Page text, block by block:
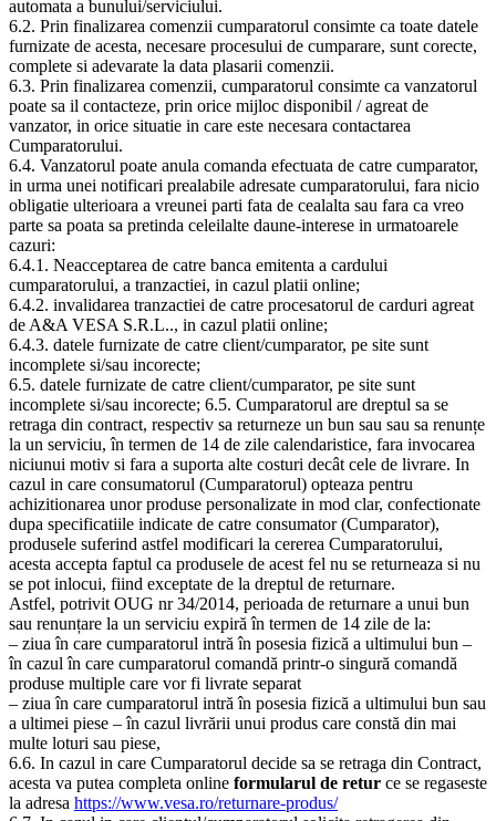
automata a bunului/serviciului.
6.2. Prin finalizarea comenzii cumparatorul consimte ca toate datele
furnizate de acesta, necesare procesului de cumparare, sunt corecte,
complete si adevarate la data plasarii comenzii.
6.3. Prin finalizarea comenzii, cumparatorul consimte ca vanzatorul
poate sa il contacteze, prin orice mijloc disponibil / agreat de
vanzator, in orice situatie in care este necesara contactarea
Cumparatorului.
6.4. Vanzatorul poate anula comanda efectuata de catre cumparator,
in urma unei notificari prealabile adresate cumparatorului, fara nicio
obligatie ulterioara a vreunei parti fata de cealalta sau fara ca vreo
parte sa poata sa pretinda celeilalte daune-interese in urmatoarele
cazuri:
6.4.1. Neacceptarea de catre banca emitenta a cardului
cumparatorului, a tranzactiei, in cazul platii online;
6.4.2. invalidarea tranzactiei de catre procesatorul de carduri agreat
de A&A VESA S.R.L.., in cazul platii online;
6.4.3. datele furnizate de catre client/cumparator, pe site sunt
incomplete si/sau incorecte;
6.5. datele furnizate de catre client/cumparator, pe site sunt
incomplete si/sau incorecte; 6.5. Cumparatorul are dreptul sa se
retraga din contract, respectiv sa returneze un bun sau sau sa renunțe
la un serviciu, în termen de 14 de zile calendaristice, fara invocarea
niciunui motiv si fara a suporta alte costuri decât cele de livrare. In
cazul in care consumatorul (Cumparatorul) opteaza pentru
achizitionarea unor produse personalizate in mod clar, confectionate
dupa specificatiile indicate de catre consumator (Cumparator),
produsele suferind astfel modificari la cererea Cumparatorului,
acesta accepta faptul ca produsele de acest fel nu se returneaza si nu
se pot inlocui, fiind exceptate de la dreptul de returnare.
Astfel, potrivit OUG nr 34/2014, perioada de returnare a unui bun
sau renunțare la un serviciu expiră în termen de 14 zile de la:
– ziua în care cumparatorul intră în posesia fizică a ultimului bun –
în cazul în care cumparatorul comandă printr-o singură comandă
produse multiple care vor fi livrate separat
– ziua în care cumparatorul intră în posesia fizică a ultimului bun sau
a ultimei piese – în cazul livrării unui produs care constă din mai
multe loturi sau piese,
6.6. In cazul in care Cumparatorul decide sa se retraga din Contract,
acesta va putea completa online formularul de retur ce se regaseste
la adresa https://www.vesa.ro/returnare-produs/